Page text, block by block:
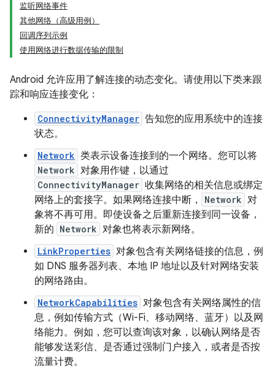
监听网络事件
其他网络（高级用例）
回调序列示例
使用网络进行数据传输的限制
Android 允许应用了解连接的动态变化。请使用以下类来跟
踪和响应连接变化：
ConnectivityManager 告知您的应用系统中的连接
状态。
Network 类表示设备连接到的一个网络。您可以将
Network 对象用作键，以通过
ConnectivityManager 收集网络的相关信息或绑定
网络上的套接字。如果网络连接中断，
Network 对
象将不再可用。即使设备之后重新连接到同一设备，
新的 Network 对象也将表示新网络。
LinkProperties 对象包含有关网络链接的信息，例
如 DNS 服务器列表、本地 IP 地址以及针对网络安装
的网络路由。
NetworkCapabilities 对象包含有关网络属性的信
息，例如传输方式（Wi-Fi、移动网络、蓝牙）以及网
络能力。例如，您可以查询该对象，以确认网络是否
能够发送彩信、是否通过强制门户接入，或者是否按
流量计费。